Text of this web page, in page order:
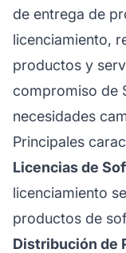
de entrega de
licenciamiento,
productos y
compromiso de
necesidades
Principales
Licencias de
licenciamiento
productos de
Distribución de